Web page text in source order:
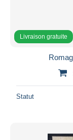
Livraison gratuite
Statut